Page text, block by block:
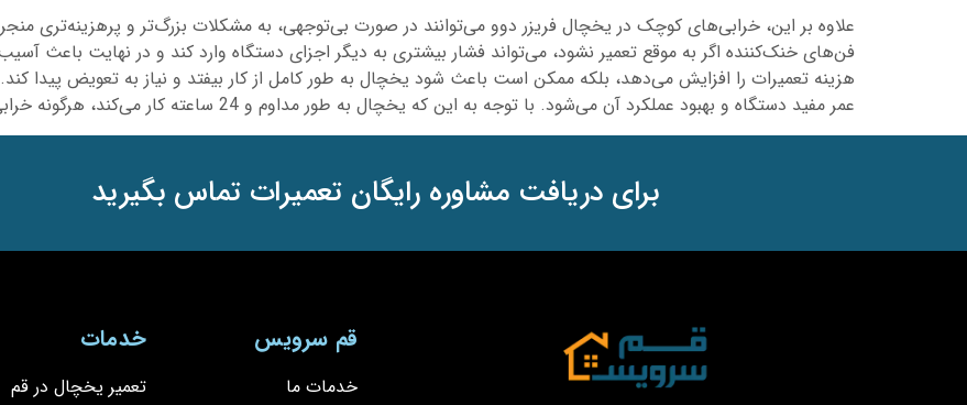
علاوه بر این، خرابی‌های کوچک در یخچال فریزر دوو می‌توانند در صورت بی‌توجهی، به مشکلات بزرگ‌تر و پرهزینه‌تری
فن‌های خنک‌کننده اگر به موقع تعمیر نشود، می‌تواند فشار بیشتری به دیگر اجزای دستگاه وارد کند و در نهایت باعث
هزینه تعمیرات را افزایش می‌دهد، بلکه ممکن است باعث شود یخچال به طور کامل از کار بیفتد و نیاز به تعویض پیدا
عمر مفید دستگاه و بهبود عملکرد آن می‌شود. با توجه به این که یخچال به طور مداوم و 24 ساعته کار می‌کند، هرگونه خرابی می‌تواند فشار بیشتری به سیستم وارد کند.
برای دریافت مشاوره رایگان تعمیرات تماس بگیرید
قم سرویس
خدمات ما
خدمات
تعمیر یخچال در قم